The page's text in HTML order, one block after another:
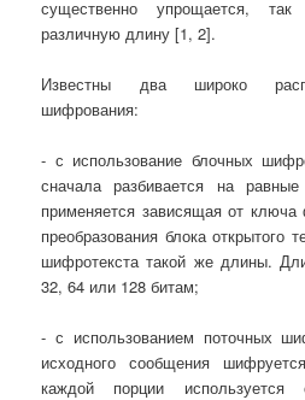
существенно упрощается,
различную длину [1, 2].
Известны два широко
шифрования:
- с использование блочных
сначала разбивается на
применяется зависящая от
преобразования блока открытого
шифротекста такой же длины.
32, 64 или 128 битам;
- с использованием поточных
исходного сообщения
каждой порции